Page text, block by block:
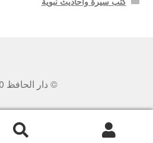
© دار الحافظ 2020